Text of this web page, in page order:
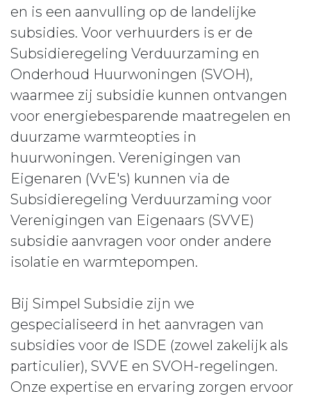
en is een aanvulling op de landelijke
subsidies. Voor verhuurders is er de
Subsidieregeling Verduurzaming en
Onderhoud Huurwoningen (SVOH),
waarmee zij subsidie kunnen ontvangen
voor energiebesparende maatregelen en
duurzame warmteopties in
huurwoningen. Verenigingen van
Eigenaren (VvE's) kunnen via de
Subsidieregeling Verduurzaming voor
Verenigingen van Eigenaars (SVVE)
subsidie aanvragen voor onder andere
isolatie en warmtepompen.
Bij Simpel Subsidie zijn we
gespecialiseerd in het aanvragen van
subsidies voor de ISDE (zowel zakelijk als
particulier), SVVE en SVOH-regelingen.
Onze expertise en ervaring zorgen ervoor